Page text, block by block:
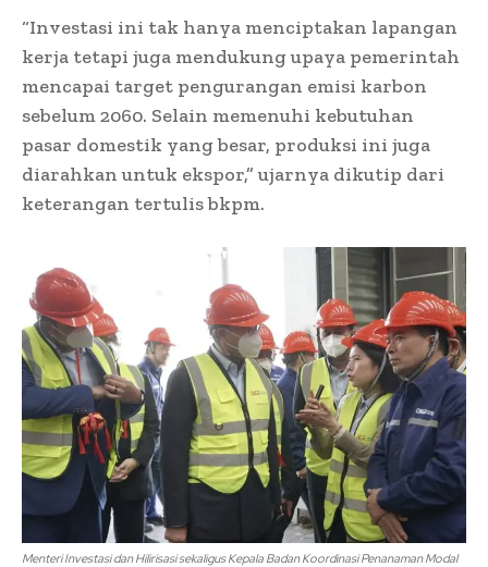
“Investasi ini tak hanya menciptakan lapangan
kerja tetapi juga mendukung upaya pemerintah
mencapai target pengurangan emisi karbon
sebelum 2060. Selain memenuhi kebutuhan
pasar domestik yang besar, produksi ini juga
diarahkan untuk ekspor,” ujarnya dikutip dari
keterangan tertulis bkpm.
Menteri Investasi dan Hilirisasi sekaligus Kepala Badan Koordinasi Penanaman Modal